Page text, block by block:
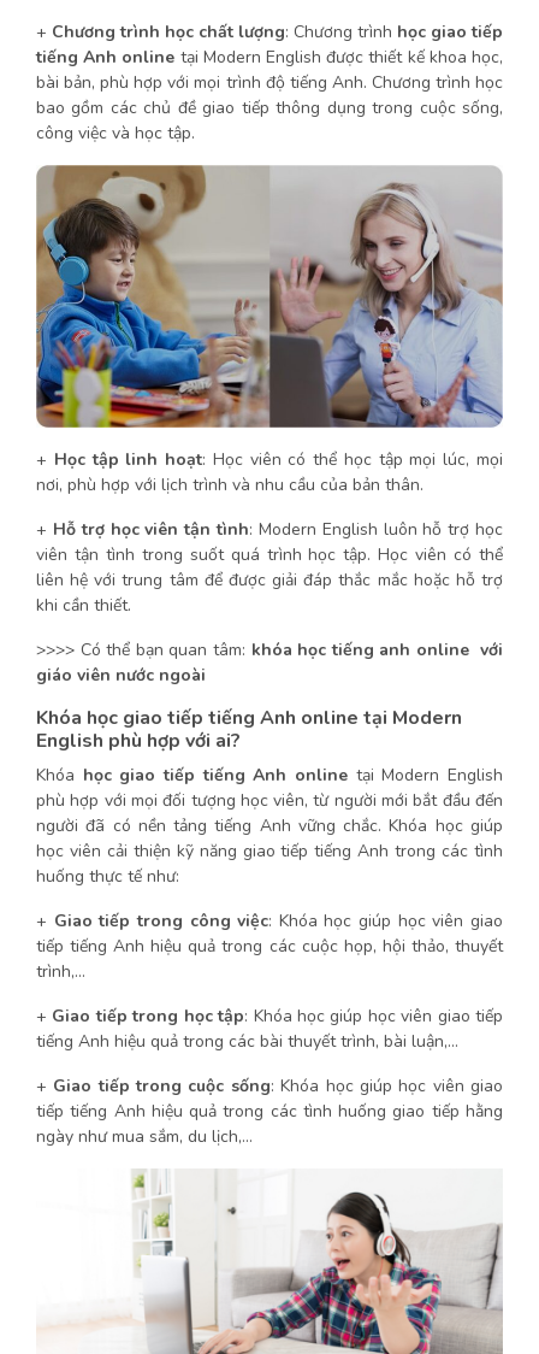
+ Chương trình học chất lượng: Chương trình học giao tiếp
tiếng Anh online tại Modern English được thiết kế khoa học,
bài bản, phù hợp với mọi trình độ tiếng Anh. Chương trình học
bao gồm các chủ đề giao tiếp thông dụng trong cuộc sống,
công việc và học tập.
+ Học tập linh hoạt: Học viên có thể học tập mọi lúc, mọi
nơi, phù hợp với lịch trình và nhu cầu của bản thân.
+ Hỗ trợ học viên tận tình: Modern English luôn hỗ trợ học
viên tận tình trong suốt quá trình học tập. Học viên có thể
liên hệ với trung tâm để được giải đáp thắc mắc hoặc hỗ trợ
khi cần thiết.
>>>> Có thể bạn quan tâm: khóa học tiếng anh online với
giáo viên nước ngoài
Khóa học giao tiếp tiếng Anh online tại Modern
English phù hợp với ai?
Khóa học giao tiếp tiếng Anh online tại Modern English
phù hợp với mọi đối tượng học viên, từ người mới bắt đầu đến
người đã có nền tảng tiếng Anh vững chắc. Khóa học giúp
học viên cải thiện kỹ năng giao tiếp tiếng Anh trong các tình
huống thực tế như:
+ Giao tiếp trong công việc: Khóa học giúp học viên giao
tiếp tiếng Anh hiệu quả trong các cuộc họp, hội thảo, thuyết
trình,…
+ Giao tiếp trong học tập: Khóa học giúp học viên giao tiếp
tiếng Anh hiệu quả trong các bài thuyết trình, bài luận,…
+ Giao tiếp trong cuộc sống: Khóa học giúp học viên giao
tiếp tiếng Anh hiệu quả trong các tình huống giao tiếp hằng
ngày như mua sắm, du lịch,…